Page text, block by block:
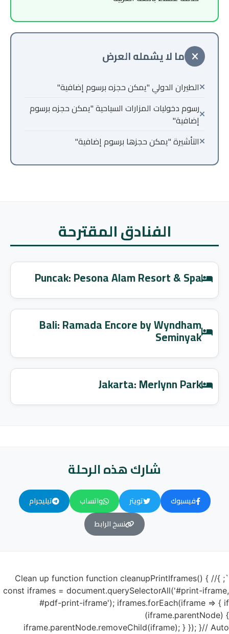
ما لا يشمله العرض
الطيران الدولي "يمكن حجزه برسوم إضافية"
رسوم دخوليات المزارات السياحية "يمكن حجزه برسوم
إضافية"
التأشيرة "يمكن حجزها برسوم إضافية"
الفنادق المقترحة
Puncak: Pesona Alam Resort & Spa
Bali: Ramada Encore by Wyndham
Seminyak
Jakarta: Merlynn Park
شارك هذه الرحلة
فيسبوك تويتر واتساب
تيليجرام
نسخ الرابط
`; }// Clean up function function cleanupPrintIframes() {
const iframes = document.querySelectorAll('#print-iframe,
#pdf-print-iframe'); iframes.forEach(iframe => { if
(iframe.parentNode) {
iframe.parentNode.removeChild(iframe); } }); }// Auto